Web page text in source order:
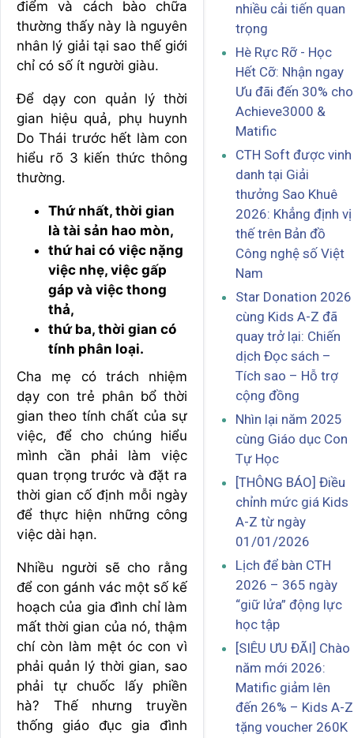
điểm và cách bào chữa
thường thấy này là nguyên
nhân lý giải tại sao thế giới
chỉ có số ít người giàu.
Để dạy con quản lý thời
gian hiệu quả, phụ huynh
Do Thái trước hết làm con
hiểu rõ 3 kiến thức thông
thường.
Thứ nhất, thời gian
là tài sản hao mòn,
thứ hai có việc nặng
việc nhẹ, việc gấp
gáp và việc thong
thả,
thứ ba, thời gian có
tính phân loại.
Cha mẹ có trách nhiệm
dạy con trẻ phân bổ thời
gian theo tính chất của sự
việc, để cho chúng hiểu
mình cần phải làm việc
quan trọng trước và đặt ra
thời gian cố định mỗi ngày
để thực hiện những công
việc dài hạn.
Nhiều người sẽ cho rằng
để con gánh vác một số kế
hoạch của gia đình chỉ làm
mất thời gian của nó, thậm
chí còn làm mệt óc con vì
phải quản lý thời gian, sao
phải tự chuốc lấy phiền
hà? Thế nhưng truyền
thống giáo đục gia đình
nhiều cải tiến quan
trọng
Hè Rực Rỡ - Học
Hết Cỡ: Nhận ngay
Ưu đãi đến 30% cho
Achieve3000 &
Matific
CTH Soft được vinh
danh tại Giải
thưởng Sao Khuê
2026: Khẳng định vị
thế trên Bản đồ
Công nghệ số Việt
Nam
Star Donation 2026
cùng Kids A-Z đã
quay trở lại: Chiến
dịch Đọc sách –
Tích sao – Hỗ trợ
cộng đồng
Nhìn lại năm 2025
cùng Giáo dục Con
Tự Học
[THÔNG BÁO] Điều
chỉnh mức giá Kids
A-Z từ ngày
01/01/2026
Lịch để bàn CTH
2026 – 365 ngày
“giữ lửa” động lực
học tập
[SIÊU ƯU ĐÃI] Chào
năm mới 2026:
Matific giảm lên
đến 26% – Kids A-Z
tặng voucher 260K